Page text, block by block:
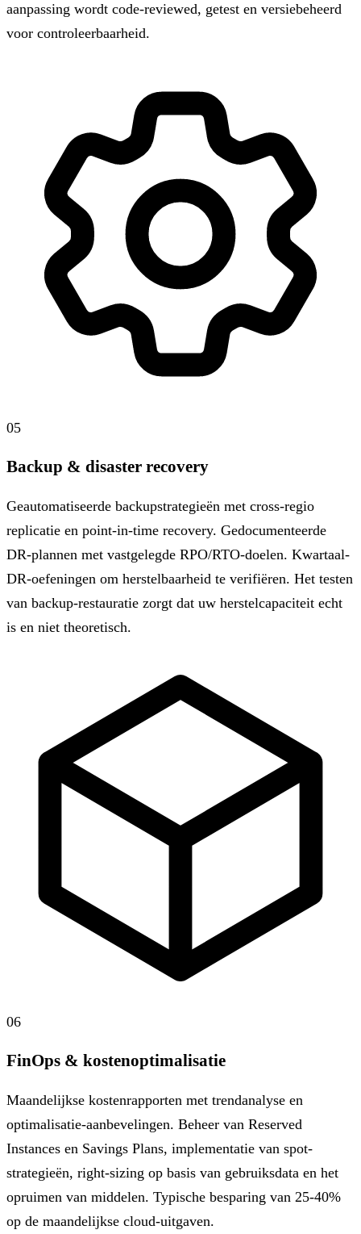
aanpassing wordt code-reviewed, getest en versiebeheerd
voor controleerbaarheid.
05
Backup & disaster recovery
Geautomatiseerde backupstrategieën met cross-regio
replicatie en point-in-time recovery. Gedocumenteerde
DR-plannen met vastgelegde RPO/RTO-doelen. Kwartaal-
DR-oefeningen om herstelbaarheid te verifiëren. Het testen
van backup-restauratie zorgt dat uw herstelcapaciteit echt
is en niet theoretisch.
06
FinOps & kostenoptimalisatie
Maandelijkse kostenrapporten met trendanalyse en
optimalisatie-aanbevelingen. Beheer van Reserved
Instances en Savings Plans, implementatie van spot-
strategieën, right-sizing op basis van gebruiksdata en het
opruimen van middelen. Typische besparing van 25-40%
op de maandelijkse cloud-uitgaven.